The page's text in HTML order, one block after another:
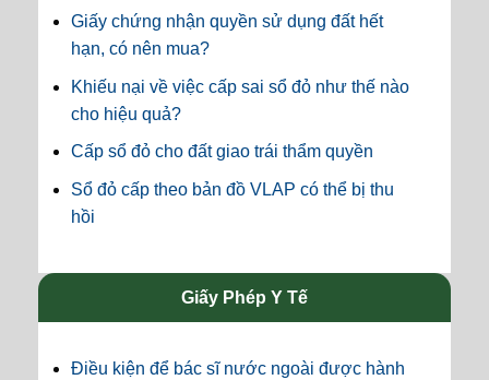
Giấy chứng nhận quyền sử dụng đất hết
hạn, có nên mua?
Khiếu nại về việc cấp sai sổ đỏ như thế nào
cho hiệu quả?
Cấp sổ đỏ cho đất giao trái thẩm quyền
Sổ đỏ cấp theo bản đồ VLAP có thể bị thu
hồi
Giấy Phép Y Tế
Điều kiện để bác sĩ nước ngoài được hành